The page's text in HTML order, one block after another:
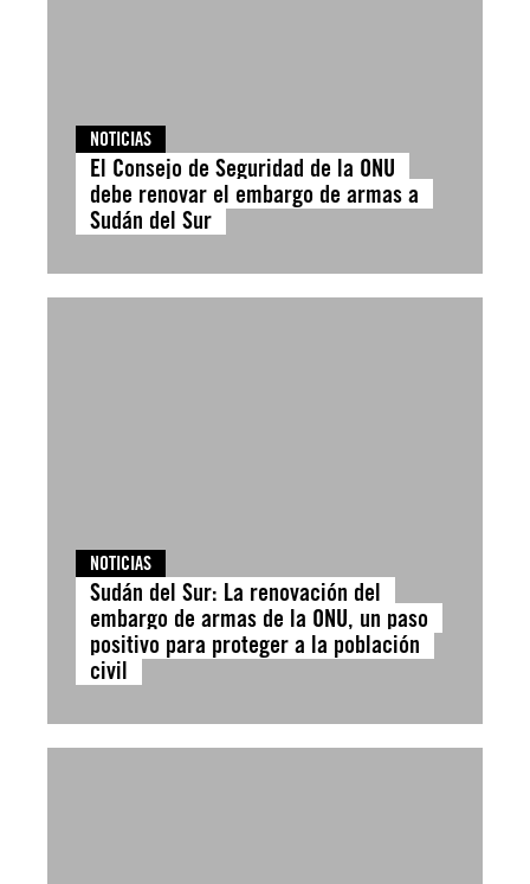
NOTICIAS
El Consejo de Seguridad de la ONU
debe renovar el embargo de armas a
Sudán del Sur
NOTICIAS
Sudán del Sur: La renovación del
embargo de armas de la ONU, un paso
positivo para proteger a la población
civil